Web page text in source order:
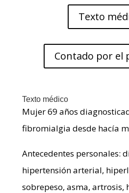
Texto
Contado por el
Texto médico
Mujer 69 años
fibromialgia desde hacía
Antecedentes personales:
hipertensión arterial,
sobrepeso, asma, artrosis,